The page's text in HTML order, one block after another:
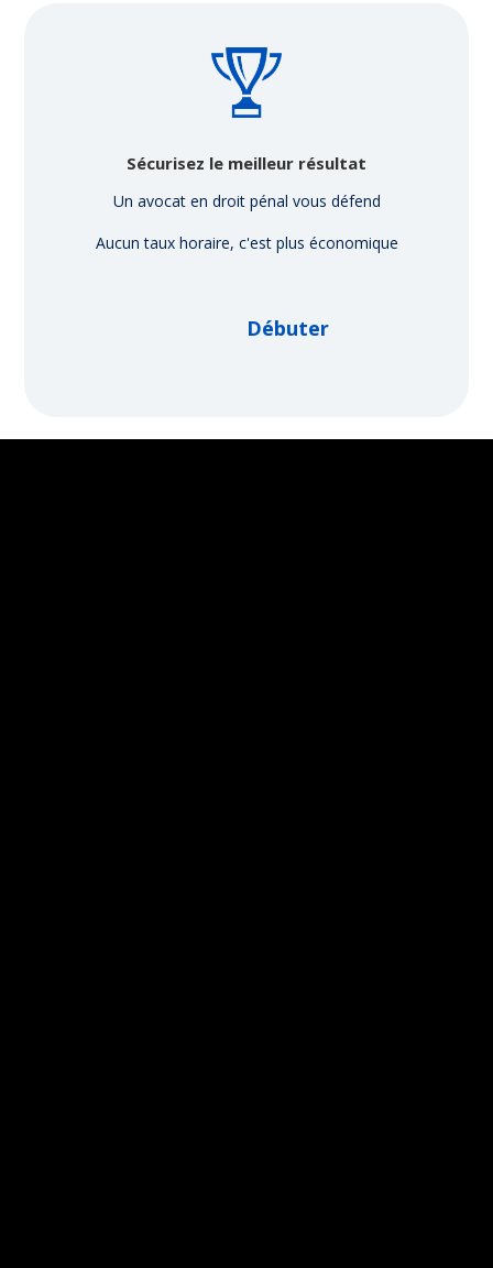
Sécurisez le meilleur résultat
Un avocat en droit pénal vous défend
Aucun taux horaire, c'est plus économique
Débuter